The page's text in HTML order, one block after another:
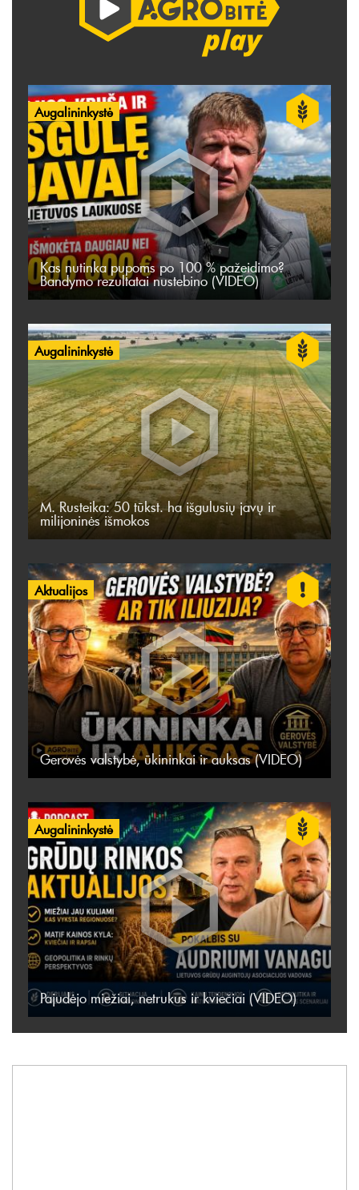
Augalininkystė
Kas nutinka pupoms po 100 % pažeidimo?
Bandymo rezultatai nustebino (VIDEO)
Augalininkystė
M. Rusteika: 50 tūkst. ha išgulusių javų ir
milijoninės išmokos
Aktualijos
Gerovės valstybė, ūkininkai ir auksas (VIDEO)
Augalininkystė
Pajudėjo miežiai, netrukus ir kviečiai (VIDEO)